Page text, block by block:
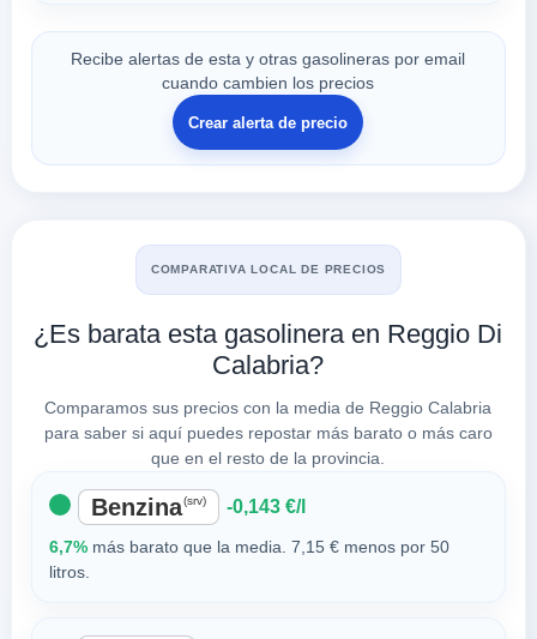
Recibe alertas de esta y otras gasolineras por email
cuando cambien los precios
Crear alerta de precio
COMPARATIVA LOCAL DE PRECIOS
¿Es barata esta gasolinera en Reggio Di
Calabria?
Comparamos sus precios con la media de Reggio Calabria
para saber si aquí puedes repostar más barato o más caro
que en el resto de la provincia.
Benzina(srv) -0,143 €/l
6,7%más barato que la media. 7,15 € menos por 50
litros.